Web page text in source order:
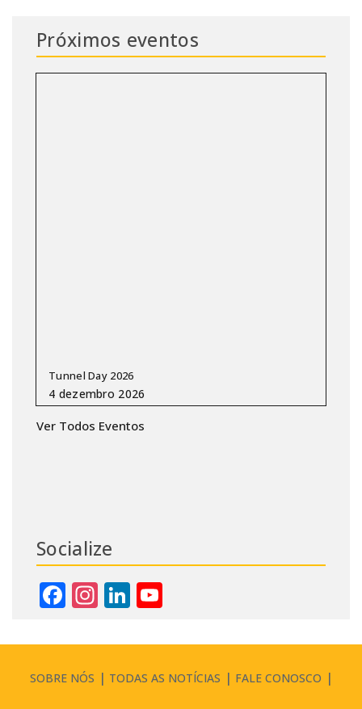
Próximos eventos
Tunnel Day 2026
Ver Todos Eventos
Socialize
Facebook
Instagram
LinkedIn
SOBRE NÓS TODAS AS NOTÍCIAS FALE CONOSCO